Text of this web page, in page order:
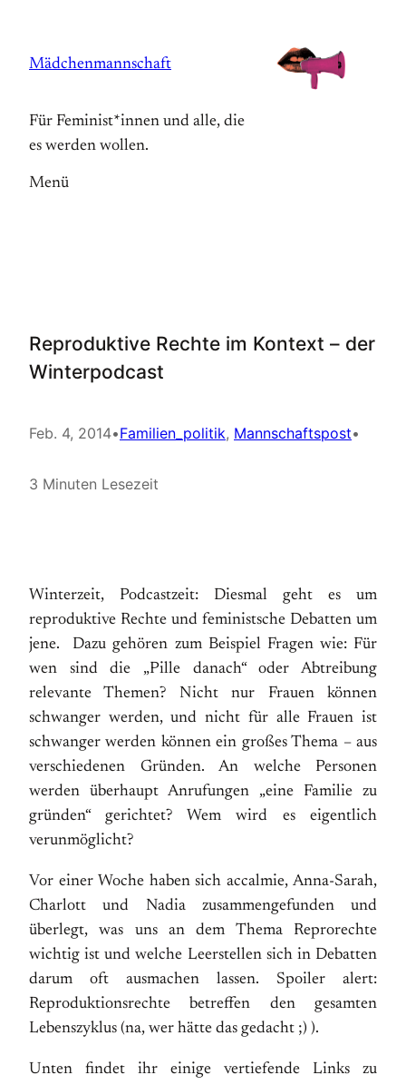
springen
Mädchenmannschaft
Für Feminist*innen und alle, die
es werden wollen.
Menü
Reproduktive Rechte im Kontext – der
Winterpodcast
Feb. 4, 2014•Familien_politik, Mannschaftspost•
3 Minuten Lesezeit
Winterzeit, Podcastzeit: Diesmal geht es um
reproduktive Rechte und feministsche Debatten um
jene. Dazu gehören zum Beispiel Fragen wie: Für
wen sind die „Pille danach“ oder Abtreibung
relevante Themen? Nicht nur Frauen können
schwanger werden, und nicht für alle Frauen ist
schwanger werden können ein großes Thema – aus
verschiedenen Gründen. An welche Personen
werden überhaupt Anrufungen „eine Familie zu
gründen“ gerichtet? Wem wird es eigentlich
verunmöglicht?
Vor einer Woche haben sich accalmie, Anna-Sarah,
Charlott und Nadia zusammengefunden und
überlegt, was uns an dem Thema Reprorechte
wichtig ist und welche Leerstellen sich in Debatten
darum oft ausmachen lassen. Spoiler alert:
Reproduktionsrechte betreffen den gesamten
Lebenszyklus (na, wer hätte das gedacht ;) ).
Unten findet ihr einige vertiefende Links zu